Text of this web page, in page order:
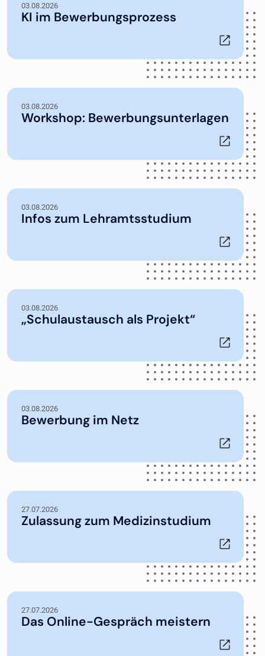
03.08.2026
KI im Bewerbungsprozess
03.08.2026
Workshop: Bewerbungsunterlagen
03.08.2026
Infos zum Lehramtsstudium
03.08.2026
„Schulaustausch als Projekt“
03.08.2026
Bewerbung im Netz
27.07.2026
Zulassung zum Medizinstudium
27.07.2026
Das Online-Gespräch meistern